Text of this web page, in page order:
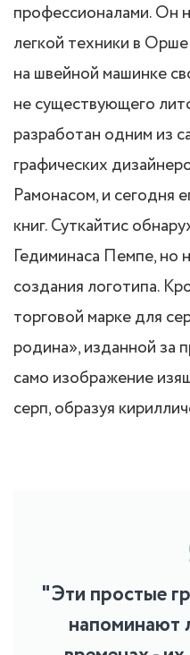
профессионалами. Он
легкой техники в
на швейной машинке
не существующего
разработан одним из
графических
Рамонасом, и сегодня
книг. Суткайтис
Гедиминаса Пемпе, но
создания логотипа.
торговой марке для
родина», изданной за
само изображение
серп, образуя
"Эти простые
напоминают